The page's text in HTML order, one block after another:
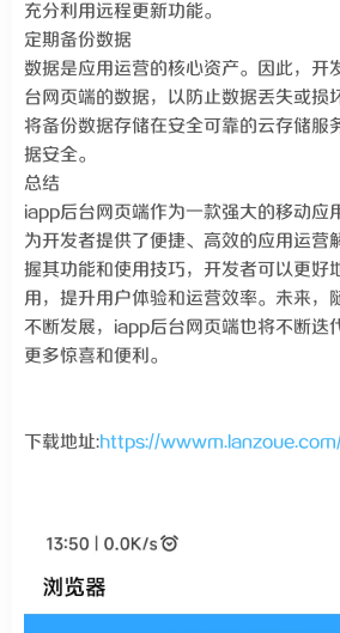
充分利用远程更新功能。
定期备份数据
数据是应用运营的核心资产。因此，开
台网页端的数据，以防止数据丢失或损
将备份数据存储在安全可靠的云存储服
据安全。
总结
iapp后台网页端作为一款强大的移动应
为开发者提供了便捷、高效的应用运营
握其功能和使用技巧，开发者可以更好
用，提升用户体验和运营效率。未来，
不断发展，iapp后台网页端也将不断迭
更多惊喜和便利。
下载地址:https://